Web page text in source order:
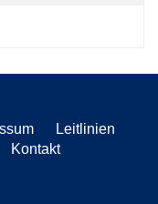
Leitlinien
Kontakt